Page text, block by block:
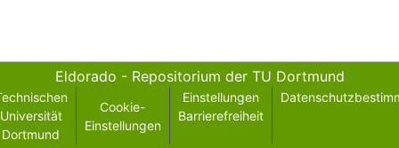
Eldorado - Repositorium der TU Dortmund
Universität
Dortmund
Cookie-
Einstellungen
Einstellungen
Barrierefreiheit